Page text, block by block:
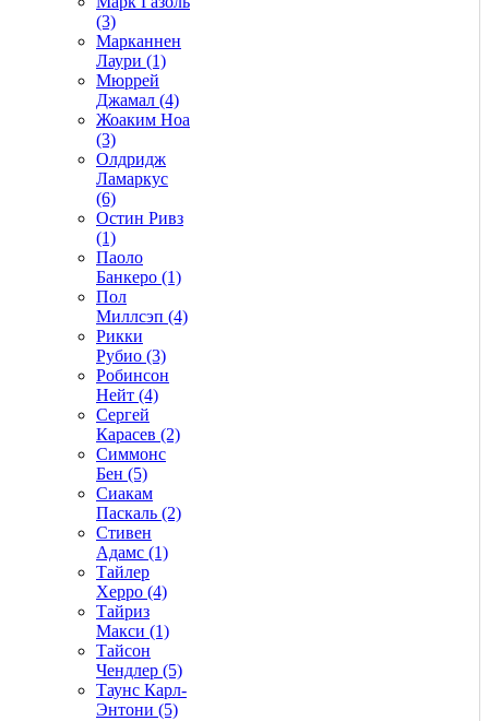
(3)
Марканнен
Лаури (1)
Мюррей
Джамал (4)
Жоаким Ноа
(3)
Олдридж
Ламаркус
(6)
Остин Ривз
(1)
Паоло
Банкеро (1)
Пол
Миллсэп (4)
Рикки
Рубио (3)
Робинсон
Нейт (4)
Сергей
Карасев (2)
Симмонс
Бен (5)
Сиакам
Паскаль (2)
Стивен
Адамс (1)
Тайлер
Херро (4)
Тайриз
Макси (1)
Тайсон
Чендлер (5)
Таунс Карл-
Энтони (5)